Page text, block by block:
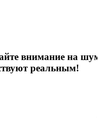
внимание на
реальным!